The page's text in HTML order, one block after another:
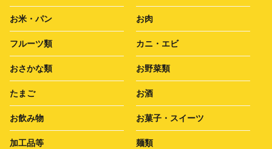
お米・パン お肉
フルーツ類 カニ・エビ
おさかな類 お野菜類
たまご お酒
お飲み物 お菓子・スイーツ
加工品等 麺類